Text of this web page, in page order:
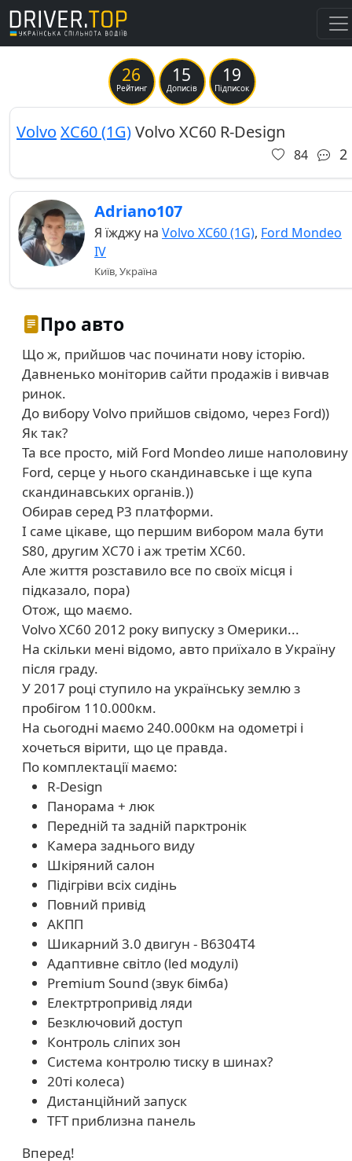
26
Рейтинг
15
Дописів
19
Підписок
Volvo XC60 (1G)Volvo XC60 R-Design
84 2
Adriano107
Я їжджу на Volvo XC60 (1G), Ford Mondeo
IV
Київ, Україна
Про авто
Що ж, прийшов час починати нову історію.
Давненько моніторив сайти продажів і вивчав
ринок.
До вибору Volvo прийшов свідомо, через Ford))
Як так?
Та все просто, мій Ford Mondeo лише наполовину
Ford, серце у нього скандинавське і ще купа
скандинавських органів.))
Обирав серед P3 платформи.
І саме цікаве, що першим вибором мала бути
S80, другим XC70 і аж третім XC60.
Але життя розставило все по своїх місця і
підказало, пора)
Отож, що маємо.
Volvo XC60 2012 року випуску з Омерики...
На скільки мені відомо, авто приїхало в Україну
після граду.
У 2017 році ступило на українську землю з
пробігом 110.000км.
На сьогодні маємо 240.000км на одометрі і
хочеться вірити, що це правда.
По комплектації маємо:
R-Design
Панорама + люк
Передній та задній парктронік
Камера заднього виду
Шкіряний салон
Підігріви всіх сидінь
Повний привід
АКПП
Шикарний 3.0 двигун - B6304T4
Адаптивне світло (led модулі)
Premium Sound (звук бімба)
Електртропривід ляди
Безключовий доступ
Контроль сліпих зон
Система контролю тиску в шинах?
20ті колеса)
Дистанційний запуск
TFT приблизна панель
Вперед!